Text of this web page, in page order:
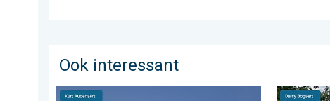
Ook interessant
Stuur jouw weerfoto van de week!. Weer&Radar
De